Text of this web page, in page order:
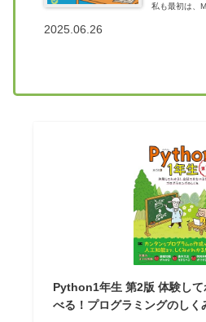
私も最初は、
見つけたチュ
2025.06.26
Python1年生 第2版 体験し
べる！プログラミングのしく